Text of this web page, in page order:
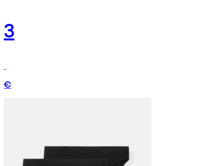
3
€